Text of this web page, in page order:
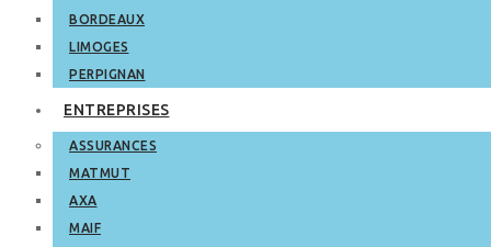
BORDEAUX
LIMOGES
PERPIGNAN
ENTREPRISES
ASSURANCES
MATMUT
AXA
MAIF